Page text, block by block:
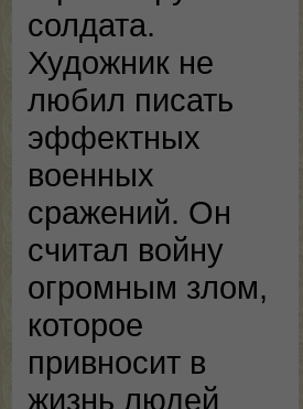
солдата.
Художник не
любил писать
эффектных
военных
сражений. Он
считал войну
огромным злом,
которое
привносит в
жизнь людей